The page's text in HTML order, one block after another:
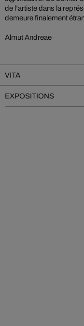
de l’artiste dans la
demeure finalement
Almut Andreae
VITA
EXPOSITIONS